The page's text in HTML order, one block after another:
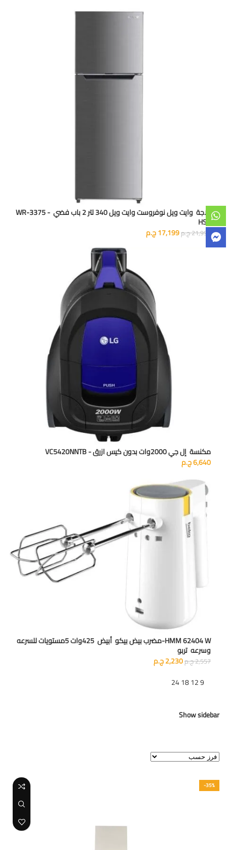
ثلاجة وايت ويل نوفروست وايت ويل 340 لتر 2 باب فضي - WR-3375
HSS
21,999ج.م17,199ج.م
مكنسة إل جي 2000وات بدون كيس ازرق - VC5420NNTB
6,640ج.م
HMM 62404 W-مضرب بيض بيكو أبيض 425وات 5مستويات للسرعه
وسرعه تربو
2,557ج.م2,230ج.م
9
12
18
24
Show sidebar
-35%